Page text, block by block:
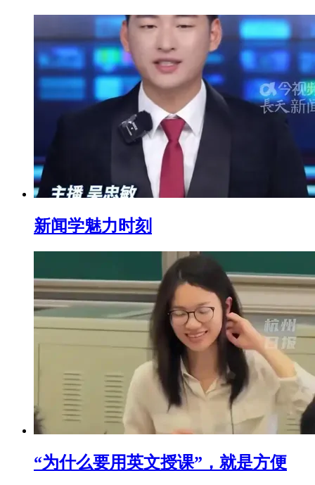
新闻学魅力时刻
“为什么要用英文授课”，就是方便